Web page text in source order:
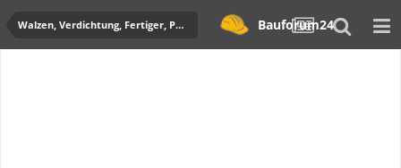
Walzen, Verdichtung, Fertiger, Pflastermaschinen & Fräsen Bauforum24